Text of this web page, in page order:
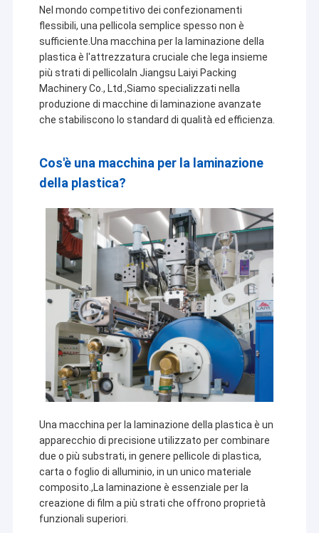
Nel mondo competitivo dei confezionamenti
flessibili, una pellicola semplice spesso non è
sufficiente.Una macchina per la laminazione della
plastica è l'attrezzatura cruciale che lega insieme
più strati di pellicolaIn Jiangsu Laiyi Packing
Machinery Co., Ltd.,Siamo specializzati nella
produzione di macchine di laminazione avanzate
che stabiliscono lo standard di qualità ed efficienza.
Cos'è una macchina per la laminazione
della plastica?
Una macchina per la laminazione della plastica è un
apparecchio di precisione utilizzato per combinare
due o più substrati, in genere pellicole di plastica,
carta o foglio di alluminio, in un unico materiale
composito.,La laminazione è essenziale per la
creazione di film a più strati che offrono proprietà
funzionali superiori.